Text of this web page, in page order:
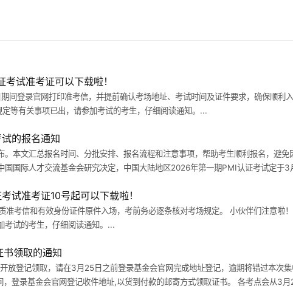
试准考证可以下载啦！
登录官网打印准考信，并提前确认考场地址、考试时间及证件要求，确保顺利
等有关事项已出，请参加考试的考生，仔细阅读通知。...
的报名通知
文汇总报名时间、分批安排、报名流程和注意事项，帮助考生顺利报名，避
国际人才交流基金会研究决定，中国大陆地区2026年第一期PMI认证考试定于3
试准考证10号起可以下载啦！
考信和有效身份证件原件入场，考前务必逐条核对考场规定。 小伙伴们注意啦
考试的考生，仔细阅读通知。...
书领取的通知
登记领取，请在3月25日之前登录基金会官网完成地址登记，逾期将错过本次
录基金会官网登记收件地址,以货到付款的邮寄方式领取证书。 各考点会从3